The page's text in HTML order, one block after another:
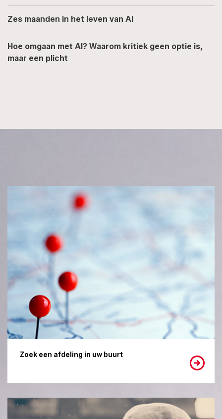
Zes maanden in het leven van AI
Hoe omgaan met AI? Waarom kritiek geen optie is,
maar een plicht
Zoek een afdeling in uw buurt